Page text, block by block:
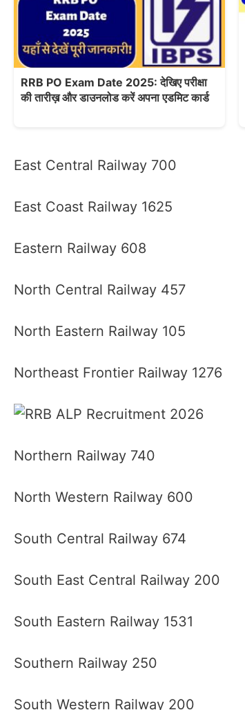
RRB PO Exam Date 2025: देखिए परीक्षा
की तारीख़ और डाउनलोड करें अपना एडमिट कार्ड
East Central Railway 700
East Coast Railway 1625
Eastern Railway 608
North Central Railway 457
North Eastern Railway 105
Northeast Frontier Railway 1276
Northern Railway 740
North Western Railway 600
South Central Railway 674
South East Central Railway 200
South Eastern Railway 1531
Southern Railway 250
South Western Railway 200